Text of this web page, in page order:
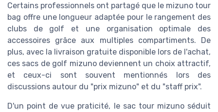
Certains professionnels ont partagé que le mizuno tour
bag offre une longueur adaptée pour le rangement des
clubs de golf et une organisation optimale des
accessoires grâce aux multiples compartiments. De
plus, avec la livraison gratuite disponible lors de l'achat,
ces sacs de golf mizuno deviennent un choix attractif,
et ceux-ci sont souvent mentionnés lors des
discussions autour du "prix mizuno" et du "staff prix".
D'un point de vue praticité, le sac tour mizuno séduit